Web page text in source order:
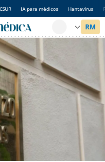
IA para médicos Hantavirus